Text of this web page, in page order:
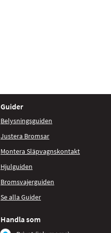
Guider
Belysningsguiden
Justera Bromsar
Montera Släpvagnskontakt
Hjulguiden
Bromsvajerguiden
Se alla Guider
Handla som